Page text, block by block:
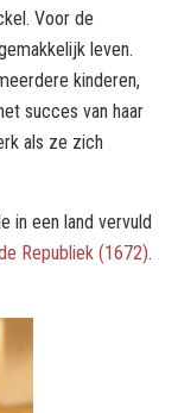
Voor de
leven.
kinderen,
succes van haar
als ze zich
in een land vervuld
Republiek (1672).